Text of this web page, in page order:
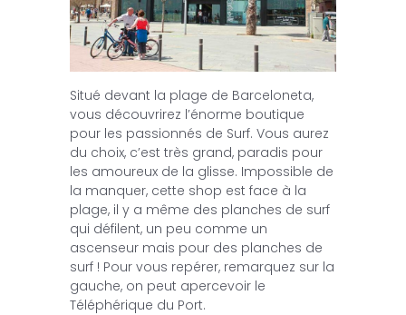
Situé devant la plage de Barceloneta,
vous découvrirez l’énorme boutique
pour les passionnés de Surf. Vous aurez
du choix, c’est très grand, paradis pour
les amoureux de la glisse. Impossible de
la manquer, cette shop est face à la
plage, il y a même des planches de surf
qui défilent, un peu comme un
ascenseur mais pour des planches de
surf ! Pour vous repérer, remarquez sur la
gauche, on peut apercevoir le
Téléphérique du Port.